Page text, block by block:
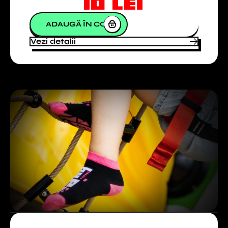
ADAUGĂ ÎN COȘ
Vezi detalii